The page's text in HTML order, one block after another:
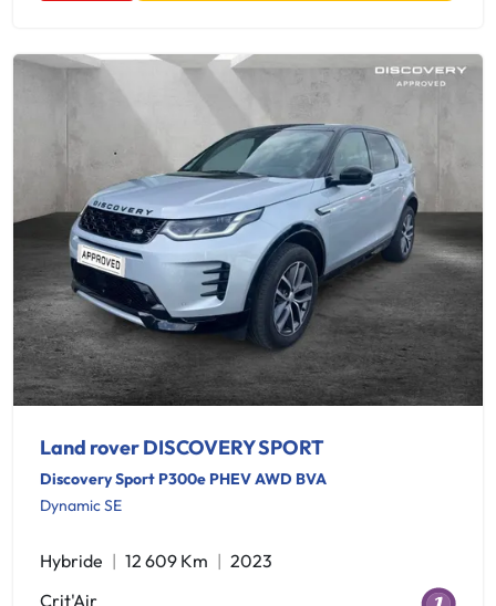
Land rover DISCOVERY SPORT
Discovery Sport P300e PHEV AWD BVA
Dynamic SE
Hybride 12 609 Km
2023
Crit'Air